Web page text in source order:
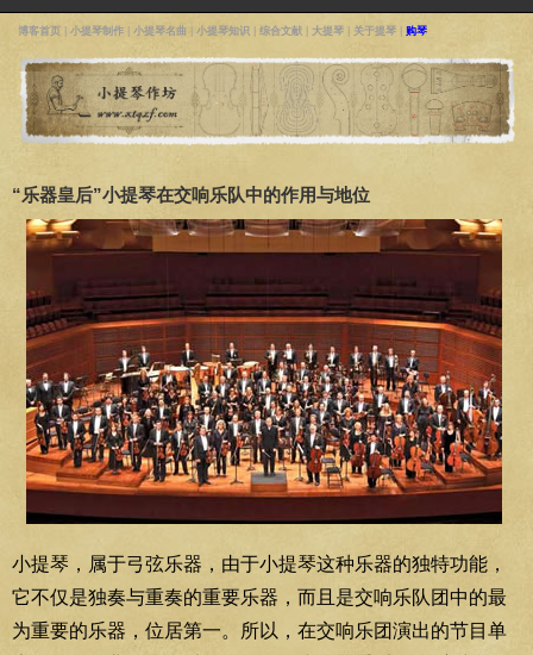
博客首页 小提琴制作 小提琴名曲 小提琴知识 综合文献 大提琴 关于提琴 购琴
“乐器皇后”小提琴在交响乐队中的作用与地位
小提琴，属于弓弦乐器，由于小提琴这种乐器的独特功能，
它不仅是独奏与重奏的重要乐器，而且是交响乐队团中的最
为重要的乐器，位居第一。所以，在交响乐团演出的节目单